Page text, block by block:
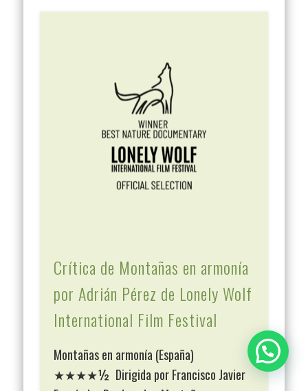
Crítica de Montañas en armonía
por Adrián Pérez de Lonely Wolf
International Film Festival
Montañas en armonía (España)
★★★★½ Dirigida por Francisco Javier